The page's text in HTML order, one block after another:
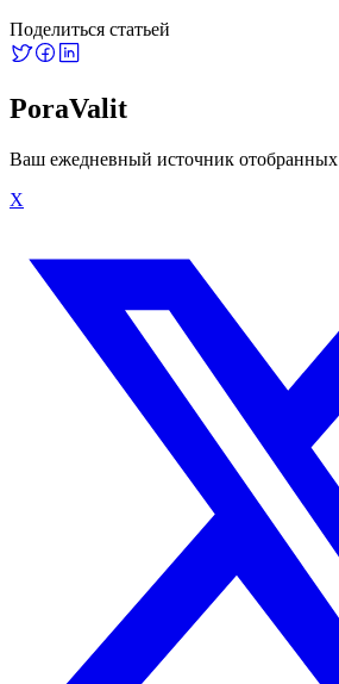
Поделиться статьей
PoraValit
Ваш ежедневный источник отобранных
X